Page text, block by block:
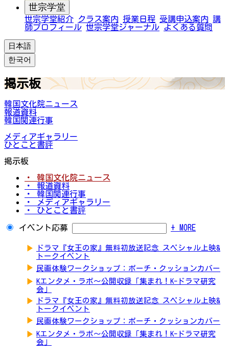
世宗学堂
世宗学堂紹介 クラス案内 授業日程 受講申込案内 講
師プロフィール 世宗学堂ジャーナル よくある質問
日本語
한국어
掲示板
韓国文化院ニュース
報道資料
韓国関連行事
メディアギャラリー
ひとこと書評
掲示板
・ 韓国文化院ニュース
・ 報道資料
・ 韓国関連行事
・ メディアギャラリー
・ ひとこと書評
イベント応募 + MORE
▶
ドラマ『女王の家』無料初放送記念 スペシャル上映&
トークイベント
▶ 民画体験ワークショップ：ポーチ・クッションカバー
▶ Kエンタメ・ラボ～公開収録「集まれ！K-ドラマ研究
会」
▶
ドラマ『女王の家』無料初放送記念 スペシャル上映&
トークイベント
▶ 民画体験ワークショップ：ポーチ・クッションカバー
▶ Kエンタメ・ラボ～公開収録「集まれ！K-ドラマ研究
会」